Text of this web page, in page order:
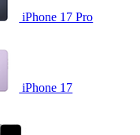
iPhone 17 Pro
iPhone 17